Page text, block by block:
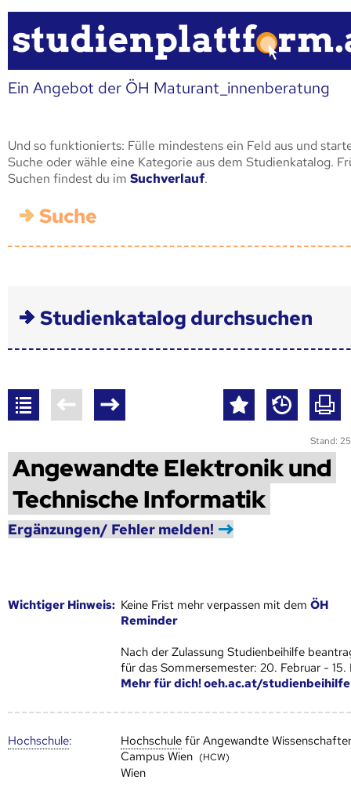
Ein Angebot der ÖH Maturant_innenberatung
Und so funktionierts: Fülle mindestens ein Feld aus und
Suche oder wähle eine Kategorie aus dem Studienkatalog.
Suchen findest du im Suchverlauf.
Suche
Studienkatalog durchsuchen
Stand:
Angewandte Elektronik und
Technische Informatik
Ergänzungen/ Fehler melden!
Wich­ti­ger Hin­weis: Keine Frist mehr verpassen mit demÖH
Reminder
Nach der Zulassung Studienbeihilfe
für das Sommersemester: 20. Februar - 15.
Mehr für dich! oeh.ac.at/studienbeihilfe
Hoch­schule: Hoch­schule für Angewandte
Campus Wien (HCW)
Wien